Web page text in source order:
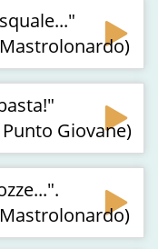
Giovane)